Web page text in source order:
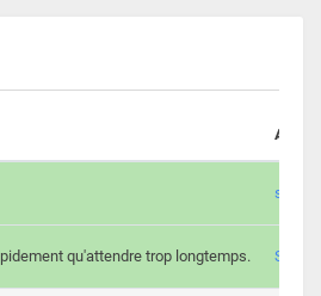
Auteur
s3th
qu'attendre trop longtemps. Spl3en